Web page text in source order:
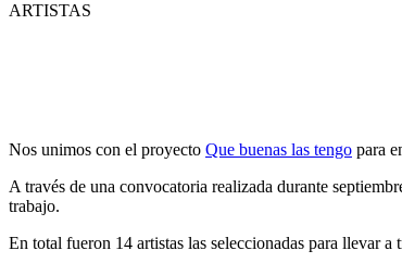
ARTISTAS
Nos unimos con el proyecto Que buenas las tengo para
A través de una convocatoria realizada durante
trabajo.
En total fueron 14 artistas las seleccionadas para llevar